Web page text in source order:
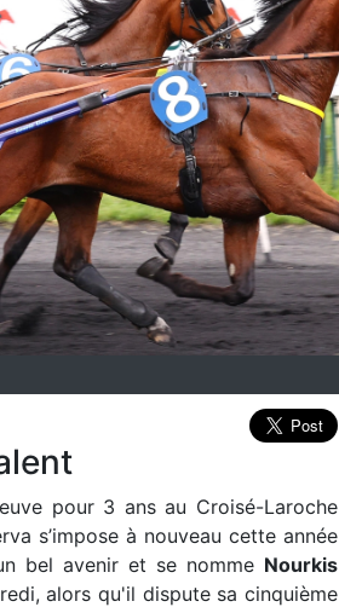
pour 3 ans au Croisé-Laroche
s’impose à nouveau cette année
bel avenir et se nomme Nourkis
alors qu'il dispute sa cinquième